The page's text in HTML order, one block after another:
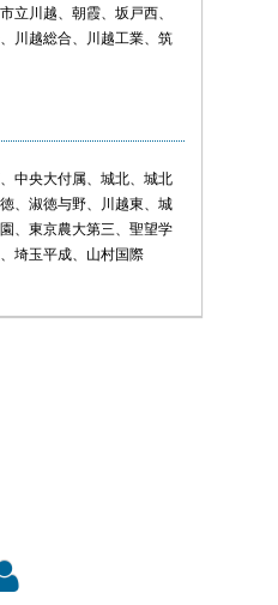
立川越、朝霞、坂戸西、
川越総合、川越工業、筑
中央大付属、城北、城北
、淑徳与野、川越東、城
、東京農大第三、聖望学
埼玉平成、山村国際